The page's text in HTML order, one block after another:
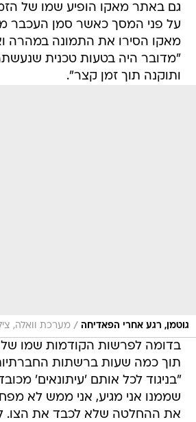
גם באתר מאקו הופיע שמו של
על פני המסך כאשר סמן העכבר
מאקו הסירו את התמונה במהרה
"מדובר היה בטעות טכנית
ותוקנה תוך זמן קצר".
גוטמן, רגע אחרי הפאדיחה / מערכת וואלה,
בדומה לפרשות הקודמות שמו
תוך כמה שעות ברשתות החברתיות
"בניגוד לכל אותם 'עיתונאים'
שממנו אני מגיע, אני ממש לא
את ההחלטה שלא לכבד את הצו.